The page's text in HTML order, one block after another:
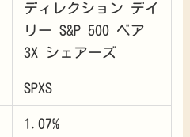
ディレクション デイ
リー S&P 500 ベア
3X シェアーズ
SPXS
1.07%